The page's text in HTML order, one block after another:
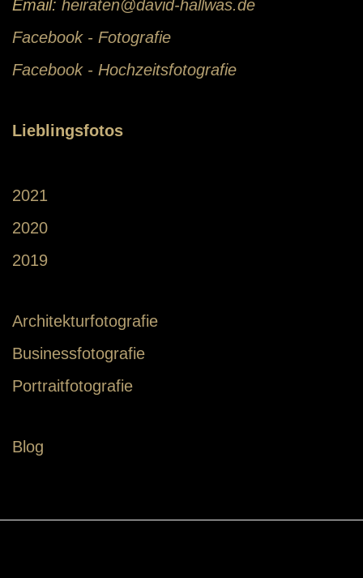
Email: heiraten@david-hallwas.de
Facebook - Fotografie
Facebook - Hochzeitsfotografie
Lieblingsfotos
2021
2020
2019
Architekturfotografie
Businessfotografie
Portraitfotografie
Blog